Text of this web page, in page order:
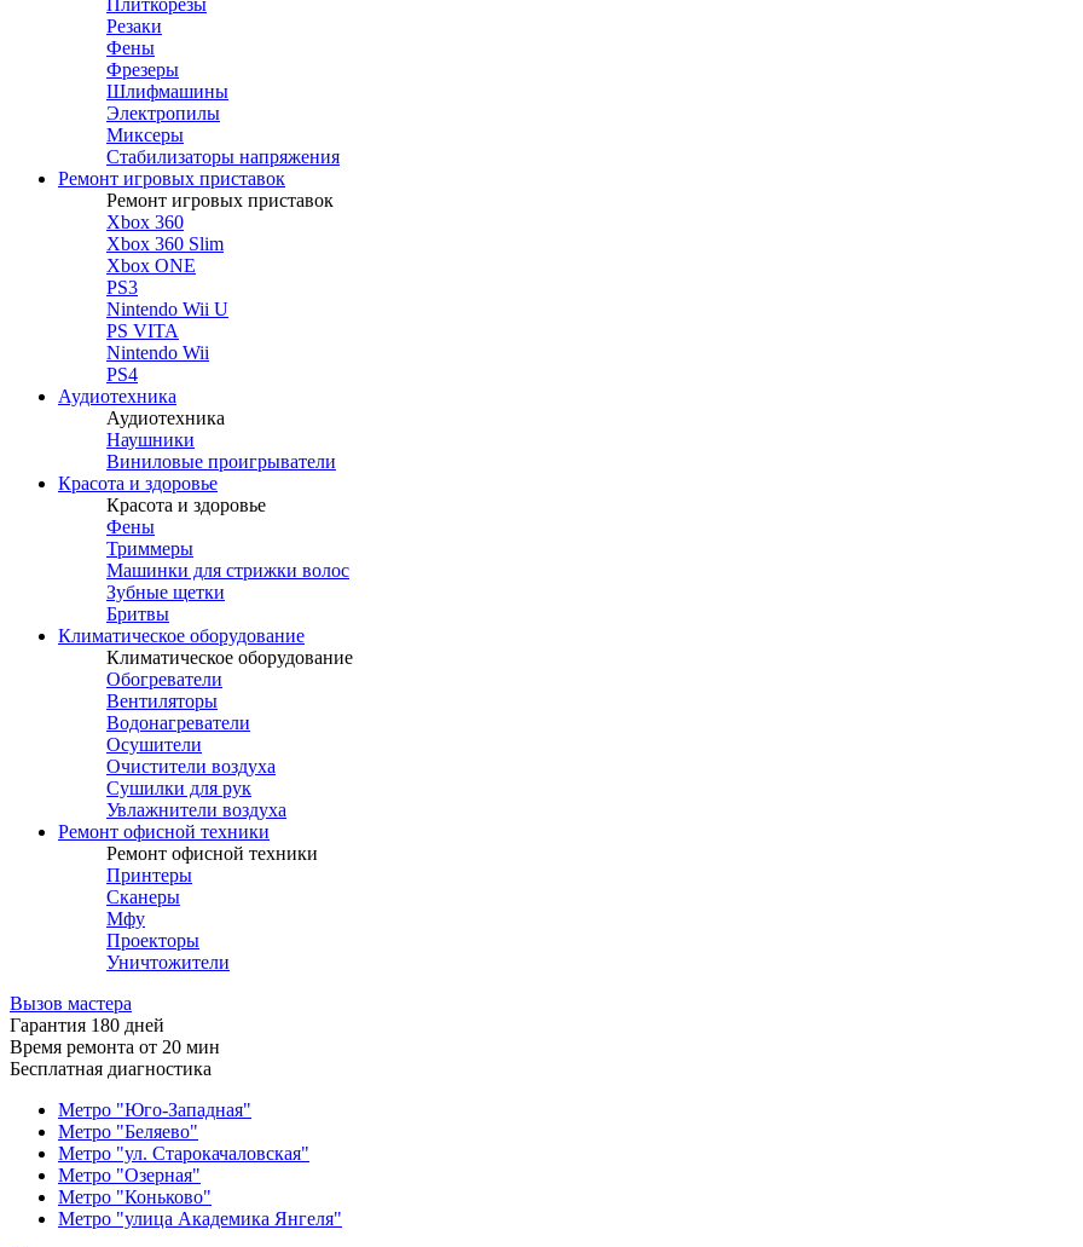
Резаки
Фены
Фрезеры
Шлифмашины
Электропилы
Миксеры
Стабилизаторы напряжения
Ремонт игровых приставок
Ремонт игровых приставок
Xbox 360
Xbox 360 Slim
Xbox ONE
PS3
Nintendo Wii U
PS VITA
Nintendo Wii
PS4
Аудиотехника
Аудиотехника
Наушники
Виниловые проигрыватели
Красота и здоровье
Красота и здоровье
Фены
Триммеры
Машинки для стрижки волос
Зубные щетки
Бритвы
Климатическое оборудование
Климатическое оборудование
Обогреватели
Вентиляторы
Водонагреватели
Осушители
Очистители воздуха
Сушилки для рук
Увлажнители воздуха
Ремонт офисной техники
Ремонт офисной техники
Принтеры
Сканеры
Мфу
Проекторы
Уничтожители
Вызов мастера
Гарантия 180 дней
Время ремонта от 20 мин
Бесплатная диагностика
Метро "Юго-Западная"
Метро "Беляево"
Метро "ул. Старокачаловская"
Метро "Озерная"
Метро "Коньково"
Метро "улица Академика Янгеля"